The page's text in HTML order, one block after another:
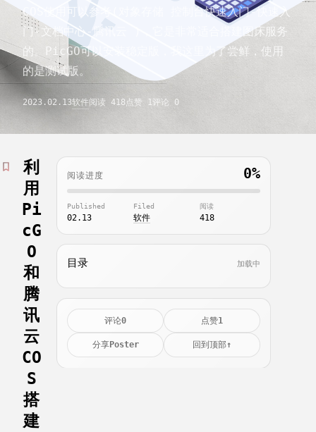
瞬间
图库
链接
关于
快捷操作
登录 深色模式
COS使用可以参考(对象存储 控制台快速入门-快速入
门-文档中心-腾讯云 )，它是非常适合搭建图床服务
的。PicGO可以安装稳定版，我这里为了尝鲜，使用
的是测试版。
2023.02.13软件阅读 418 点赞 1评论 0
利
用
Pi
cG
O
和
腾
讯
云
CO
S
搭
建
阅读进度 0%
Published
02.13
Filed
软件
阅读
418
目录 加载中
评论0 点赞1
分享Poster 回到顶部↑